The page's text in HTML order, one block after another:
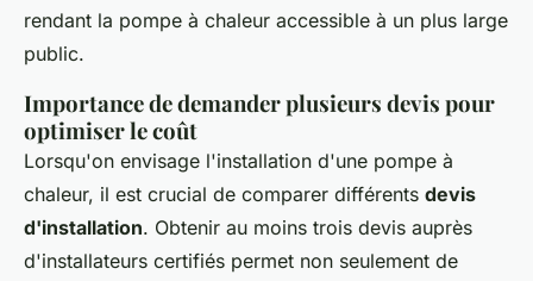
rendant la pompe à chaleur accessible à un plus large
public.
Importance de demander plusieurs devis pour
optimiser le coût
Lorsqu'on envisage l'installation d'une pompe à
chaleur, il est crucial de comparer différents devis
d'installation. Obtenir au moins trois devis auprès
d'installateurs certifiés permet non seulement de